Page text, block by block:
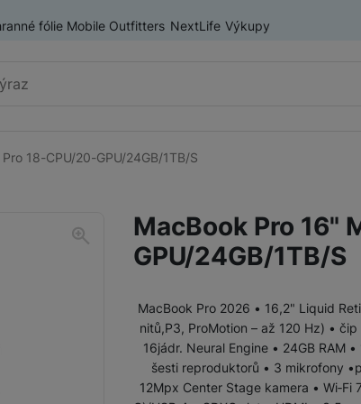
fólie Mobile Outfitters NextLife Výkupy
MacBook Neo
MacBook Pro
MacBook Pro M5 (2026)
MacBook Pro M5 (2025)
18-CPU/20-GPU/24GB/1TB/S
MacBook Pro 16"
GPU/24GB/1TB/S
MacBook Pro 2026 • 16,2" Liquid
nitů,P3, ProMotion – až 120 Hz) •
16jádr. Neural Engine • 24GB RAM
šesti reproduktorů • 3 mikrofony
12Mpx Center Stage kamera •